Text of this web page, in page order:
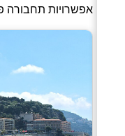
אפשרויות תחבורה